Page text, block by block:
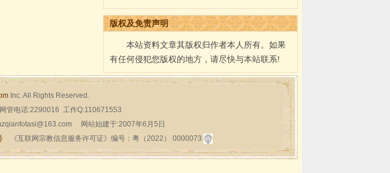
版权及免责声明
本站资料文章其版权归作者本人所有。如果
有任何侵犯您版权的地方，请尽快与本站联系!
Inc. All Rights Reserved.
电话:2290016 工作Q:110671553
网站始建于:2007年6月5日
《互联网宗教信息服务许可证》编号：粤（2022） 0000073